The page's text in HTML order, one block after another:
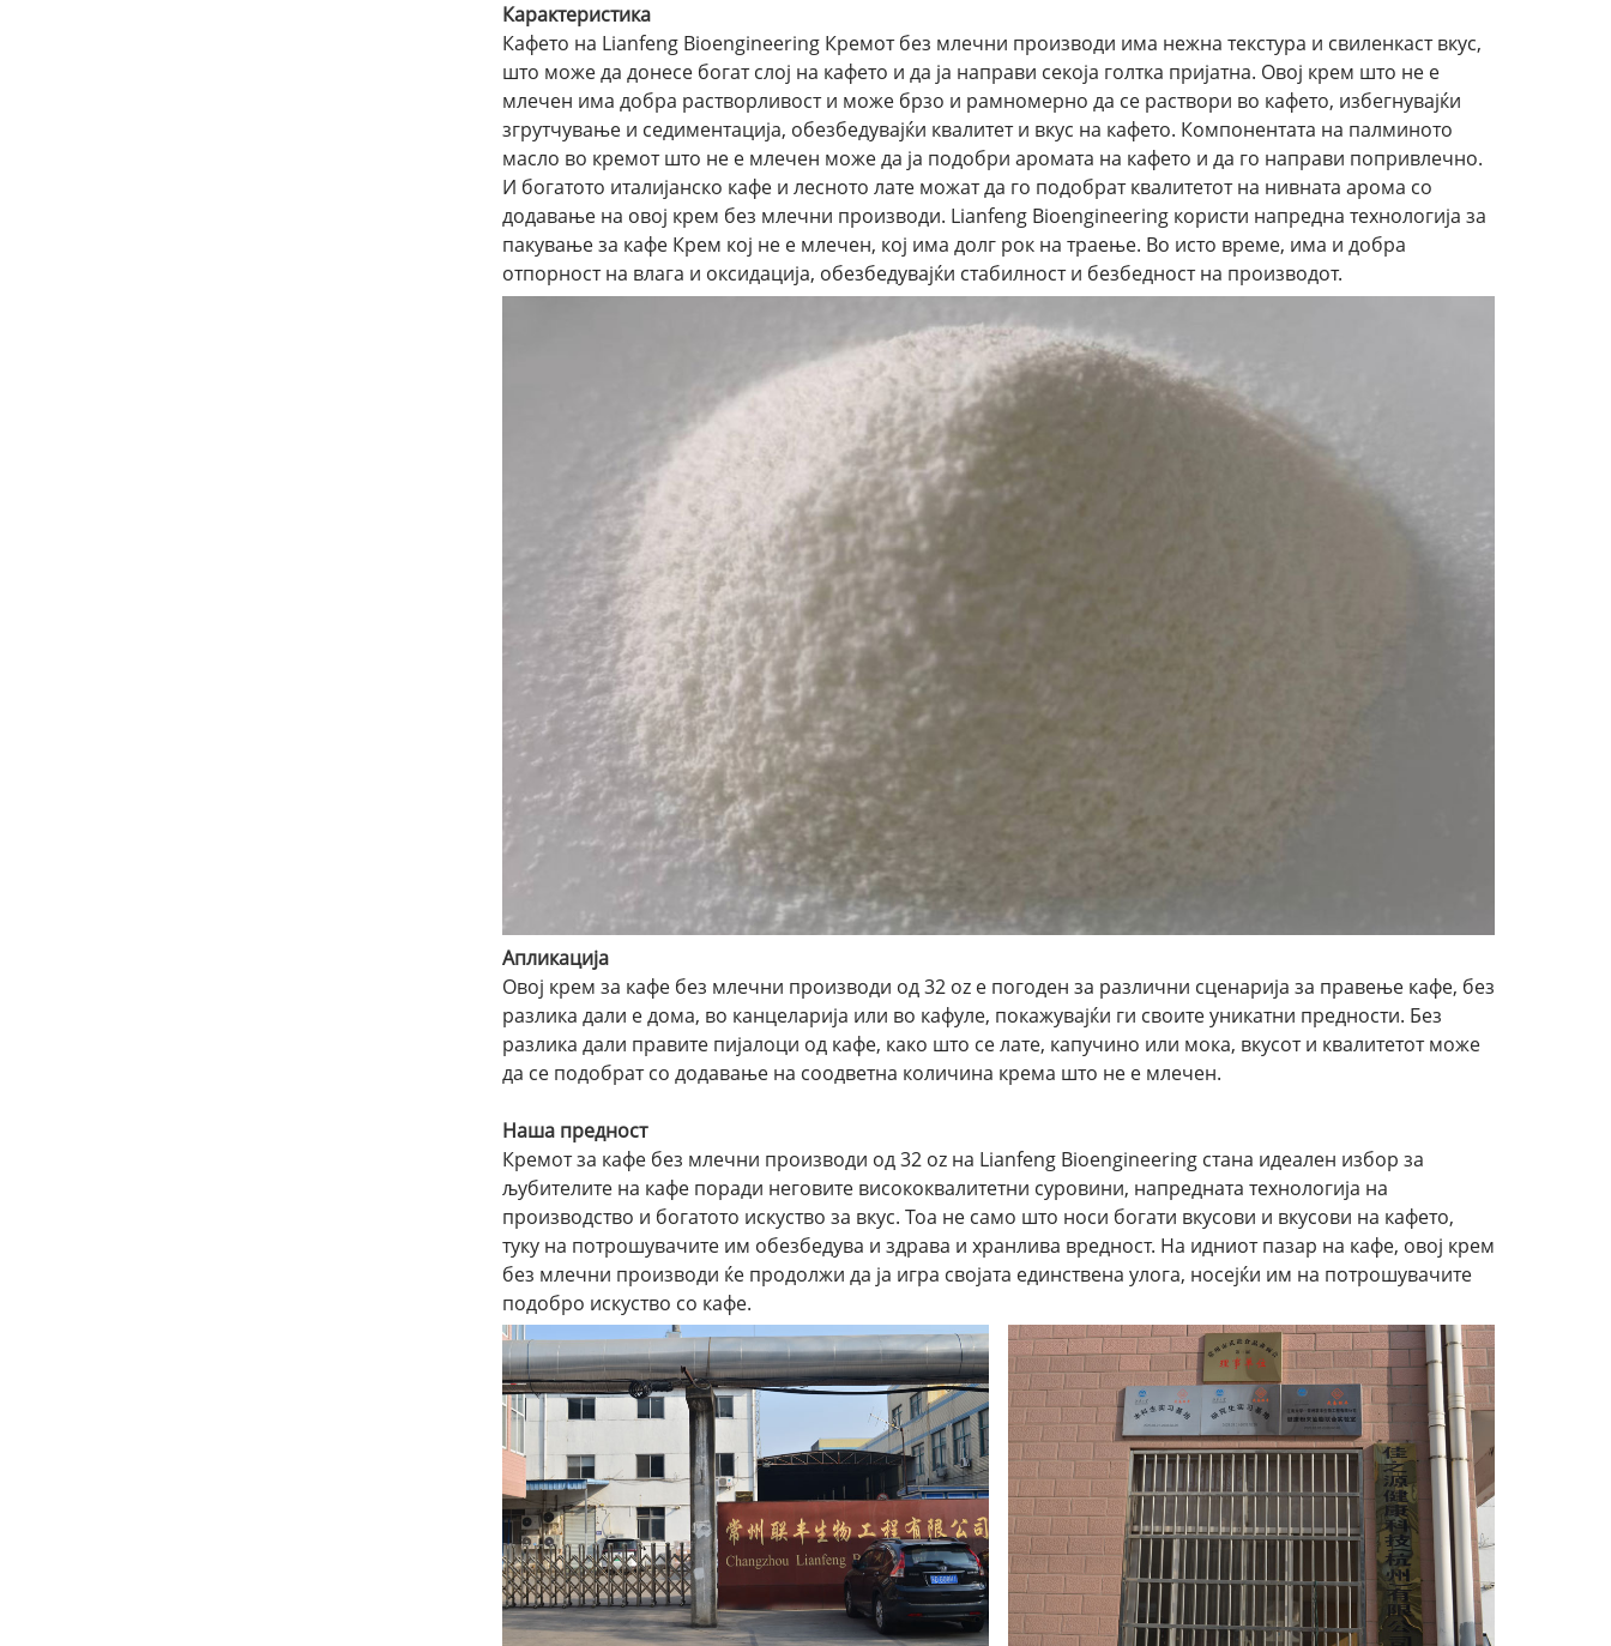
Карактеристика
Кафето на Lianfeng Bioengineering Кремот без млечни производи има нежна текстура и свиленкаст вкус,
што може да донесе богат слој на кафето и да ја направи секоја голтка пријатна. Овој крем што не е
млечен има добра растворливост и може брзо и рамномерно да се раствори во кафето, избегнувајќи
згрутчување и седиментација, обезбедувајќи квалитет и вкус на кафето. Компонентата на палминото
масло во кремот што не е млечен може да ја подобри аромата на кафето и да го направи попривлечно.
И богатото италијанско кафе и лесното лате можат да го подобрат квалитетот на нивната арома со
додавање на овој крем без млечни производи. Lianfeng Bioengineering користи напредна технологија за
пакување за кафе Крем кој не е млечен, кој има долг рок на траење. Во исто време, има и добра
отпорност на влага и оксидација, обезбедувајќи стабилност и безбедност на производот.
Апликација
Овој крем за кафе без млечни производи од 32 oz е погоден за различни сценарија за правење кафе, без
разлика дали е дома, во канцеларија или во кафуле, покажувајќи ги своите уникатни предности. Без
разлика дали правите пијалоци од кафе, како што се лате, капучино или мока, вкусот и квалитетот може
да се подобрат со додавање на соодветна количина крема што не е млечен.
Наша предност
Кремот за кафе без млечни производи од 32 oz на Lianfeng Bioengineering стана идеален избор за
љубителите на кафе поради неговите висококвалитетни суровини, напредната технологија на
производство и богатото искуство за вкус. Тоа не само што носи богати вкусови и вкусови на кафето,
туку на потрошувачите им обезбедува и здрава и хранлива вредност. На идниот пазар на кафе, овој крем
без млечни производи ќе продолжи да ја игра својата единствена улога, носејќи им на потрошувачите
подобро искуство со кафе.